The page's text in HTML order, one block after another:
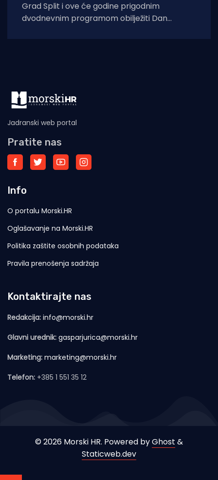
Grad Split i ove će godine prigodnim
dvodnevnim programom obilježiti Dan
Jadranski web portal
Pratite nas
Info
O portalu Morski.HR
Oglašavanje na Morski.HR
Politika zaštite osobnih podataka
Pravila prenošenja sadržaja
Kontaktirajte nas
Redakcija: info@morski.hr
Glavni urednik: gasparjurica@morski.hr
Marketing: marketing@morski.hr
Telefon: +385 1 551 35 12
© 2026 Morski HR. Powered byGhost &
Staticweb.dev